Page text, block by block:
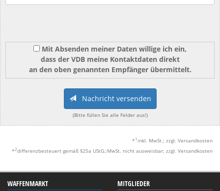
Mit Absenden meiner Daten willige ich ein,
dass der VDB meine Kontaktdaten direkt
an den oben genannten Empfänger übermittelt.
Nachricht versenden
(Bitte füllen Sie alle Felder aus!)
* 1 inkl. MwSt.; zzgl. Versandkosten
*2differenzbesteuert gemäß §25a UStG.;MwSt. nicht ausweisbar; zzgl. Versandkosten
WAFFENMARKT MITGLIEDER